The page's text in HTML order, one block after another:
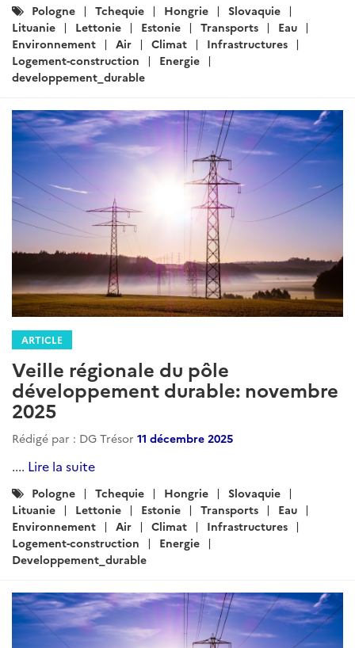
Catégories
:
Pologne Tchequie Hongrie
Slovaquie
Lituanie
Lettonie Estonie Transports
Eau
Environnement
Air Climat
Infrastructures
Logement-construction
Energie
developpement_durable
ARTICLE
Veille régionale du pôle
développement durable: novembre
2025
Rédigé par : DG Trésor 11 décembre 2025
.... Lire la suite
Catégories
:
Pologne Tchequie Hongrie
Slovaquie
Lituanie
Lettonie Estonie Transports
Eau
Environnement
Air Climat
Infrastructures
Logement-construction
Energie
Developpement_durable